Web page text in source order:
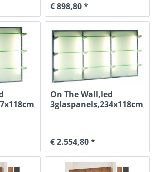
€ 898,80 *
On The Wall,led
€ 2.554,80 *